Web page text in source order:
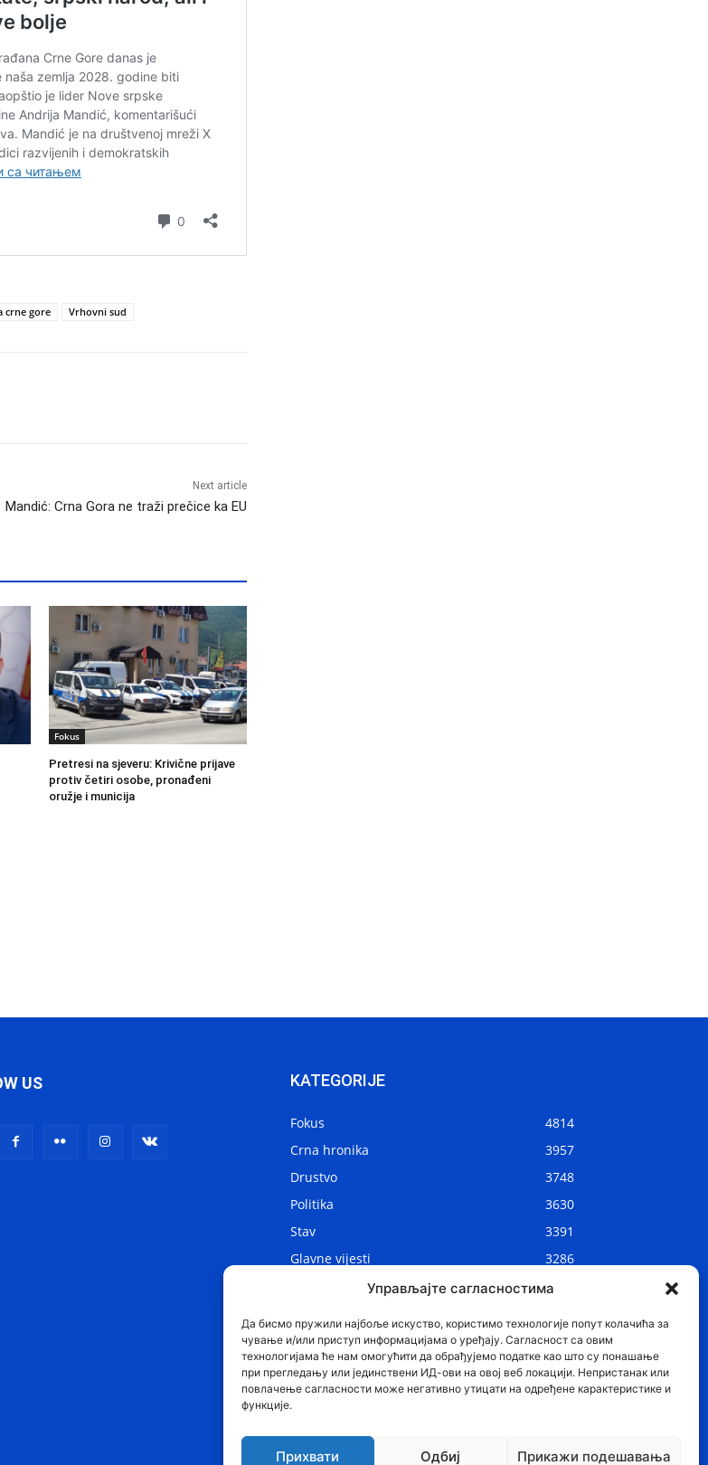
Управљајте сагласностима
Да бисмо пружили најбоље искуство, користимо технологије попут колачића за
чување и/или приступ информацијама о уређају. Сагласност са овим
технологијама ће нам омогућити да обрађујемо податке као што су понашање
при прегледању или јединствени ИД-ови на овој веб локацији. Непристанак или
повлачење сагласности може негативно утицати на одређене карактеристике и
функције.
Прихвати Одбиј Прикажи подешавања
crne gore Vrhovni sud
Next article
Mandić: Crna Gora ne traži prečice ka EU
Fokus
Pretresi na sjeveru: Krivične prijave
protiv četiri osobe, pronađeni
oružje i municija
US KATEGORIJE
Fokus
4814
Crna hronika
3957
Drustvo
3748
Politika
3630
Stav
3391
Glavne vijesti
3286
Lokalne vijesti
2908